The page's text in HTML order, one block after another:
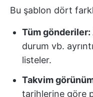
Bu şablon dört
Tüm gönderiler:
durum vb.
listeler.
Takvim
tarihlerine göre